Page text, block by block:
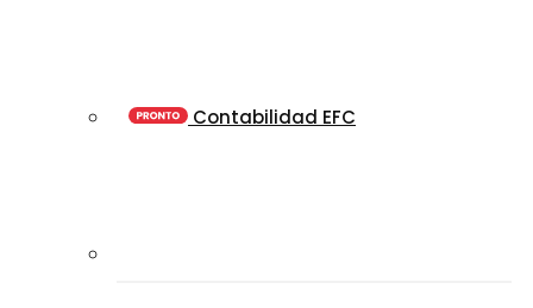
Contabilidad EFC